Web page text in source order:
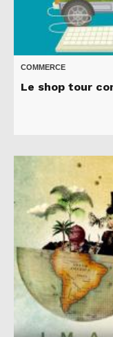
COMMERCE
Le shop tour